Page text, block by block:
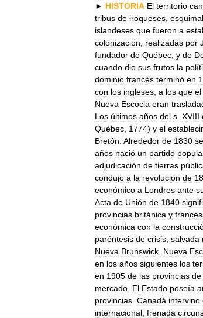
► HISTORIA El territorio
tribus de iroqueses
islandeses que fueron a
colonización
realizadas por J
fundador de Québec y de
cuando dio sus frutos la
dominio francés terminó en
con los ingleses a los que el
Nueva Escocia eran
Los últimos años del s XVIII
Québec 1774) y el
Bretón Alrededor de 1830 se
años nació un partido
adjudicación de tierras
condujo a la revolución de
económico a Londres ante
Acta de Unión de 1840
provincias británica y
económica con la
paréntesis de crisis salvada
Nueva Brunswick Nueva
en los años siguientes los
en 1905 de las provincias de
mercado El Estado poseía
provincias Canadá intervino
internacional frenada